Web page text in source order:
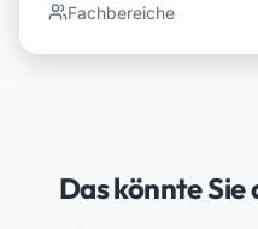
Fachbereiche
Das könnte